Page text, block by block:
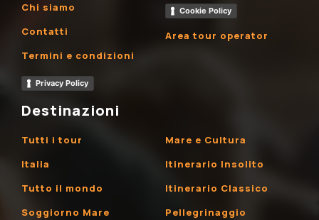
Chi siamo
Contatti
Termini e condizioni
Privacy Policy
Cookie Policy
Area tour operator
Destinazioni
Tutti i tour
Italia
Tutto il mondo
Soggiorno Mare
Mare e Cultura
Itinerario Insolito
Itinerario Classico
Pellegrinaggio